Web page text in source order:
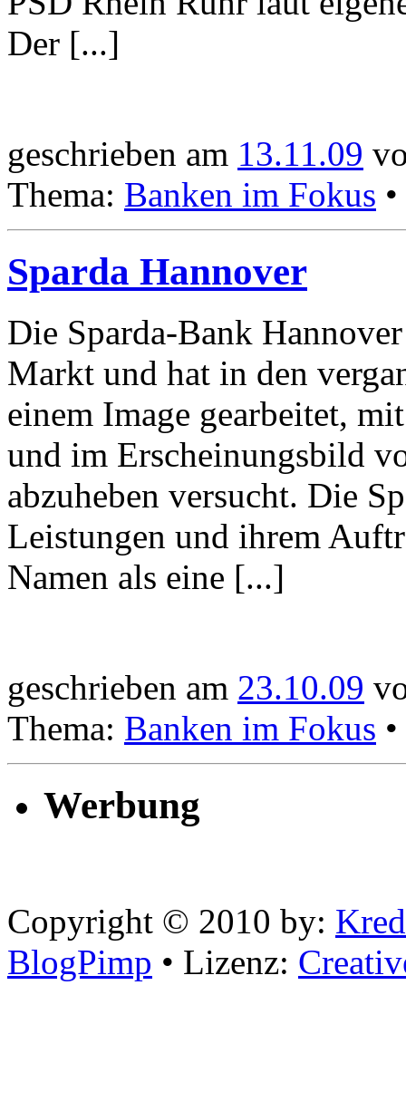
Der [...]
geschrieben am 13.11.09
Thema: Banken im Fokus •
Sparda Hannover
Die Sparda-Bank
Markt und hat in den
einem Image gearbeitet,
und im Erscheinungsbild
abzuheben versucht. Die
Leistungen und ihrem
Namen als eine [...]
geschrieben am 23.10.09
Thema: Banken im Fokus •
Werbung
Copyright © 2010 by:
BlogPimp • Lizenz: